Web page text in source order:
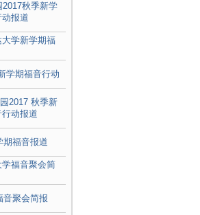
2017秋季新学
报道
学新学期福
学期福音行动
2017 秋季新
动报道
期福音报道
学福音聚会简
音聚会简报